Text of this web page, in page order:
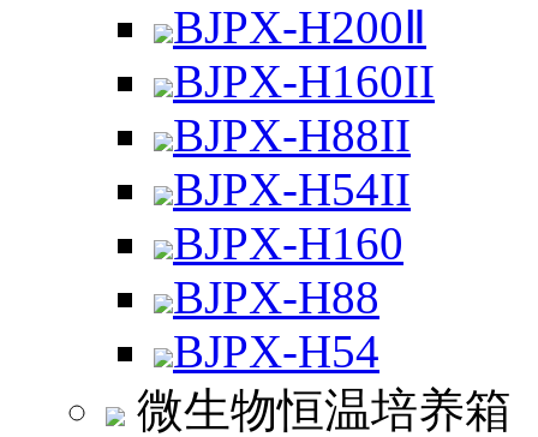
BJPX-H200Ⅱ
BJPX-H160II
BJPX-H88II
BJPX-H54II
BJPX-H160
BJPX-H88
BJPX-H54
微生物恒温培养箱